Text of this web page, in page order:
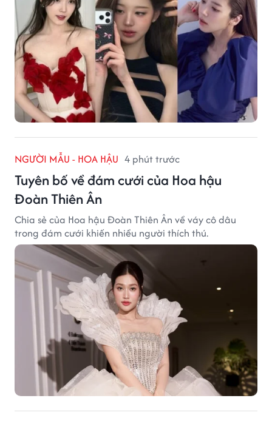
NGƯỜI MẪU - HOA HẬU 4 phút trước
Tuyên bố về đám cưới của Hoa hậu
Đoàn Thiên Ân
Chia sẻ của Hoa hậu Đoàn Thiên Ân về váy cô dâu
trong đám cưới khiến nhiều người thích thú.